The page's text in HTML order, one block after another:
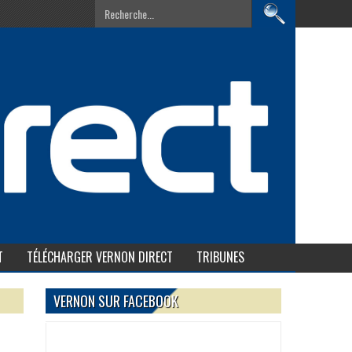
TÉLÉCHARGER VERNON DIRECT TRIBUNES
VERNON SUR FACEBOOK